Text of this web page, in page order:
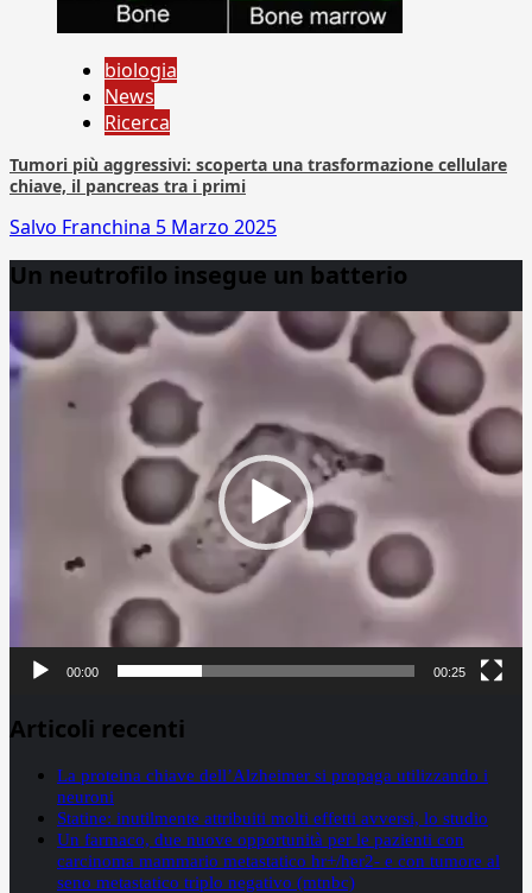
biologia
News
Ricerca
Tumori più aggressivi: scoperta una trasformazione cellulare
chiave, il pancreas tra i primi
Salvo Franchina 5 Marzo 2025
Un neutrofilo insegue un batterio
Player
00:00 00:25
Articoli recenti
La proteina chiave dell’Alzheimer si propaga utilizzando i
neuroni
Statine: inutilmente attribuiti molti effetti avversi, lo studio
Un farmaco, due nuove opportunità per le pazienti con
carcinoma mammario metastatico hr+/her2- e con tumore al
seno metastatico triplo negativo (mtnbc)